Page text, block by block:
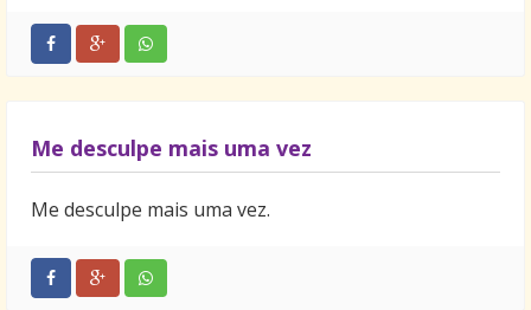
Me desculpe mais uma vez
Me desculpe mais uma vez.